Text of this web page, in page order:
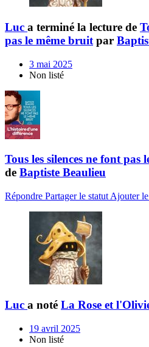
Luc a terminé la lecture de
pas le même bruit par
3 mai 2025
Non listé
Tous les silences ne font pas
de Baptiste Beaulieu
Répondre Partager le statut Ajouter
Luc a noté La Rose et
19 avril 2025
Non listé